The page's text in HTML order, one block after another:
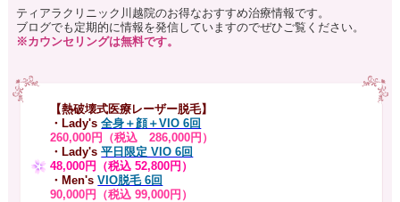
ティアラクリニック川越院のお得なおすすめ治療情報です。
ブログでも定期的に情報を発信していますのでぜひご覧ください。
※カウンセリングは無料です。
【熱破壊式医療レーザー脱毛】
・Lady's 全身＋顔＋VIO 6回
260,000円（税込 286,000円）
・Lady's平日限定 VIO 6回
48,000円（税込 52,800円）
・Men's VIO脱毛 6回
90,000円（税込 99,000円）